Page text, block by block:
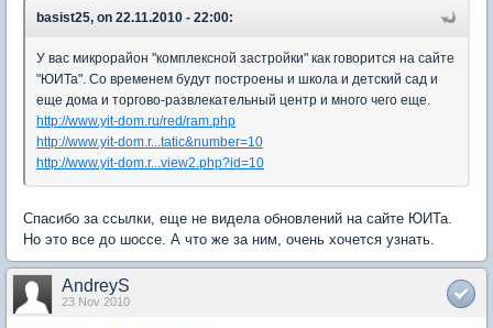
basist25, on 22.11.2010 - 22:00:
У вас микрорайон "комплексной застройки" как говорится на сайте
"ЮИТа". Со временем будут построены и школа и детский сад и
еще дома и торгово-развлекательный центр и много чего еще.
http://www.yit-dom.ru/red/ram.php
http://www.yit-dom.r...tatic&number=10
http://www.yit-dom.r...view2.php?id=10
Спасибо за ссылки, еще не видела обновлений на сайте ЮИТа.
Но это все до шоссе. А что же за ним, очень хочется узнать.
AndreyS
23 Nov 2010